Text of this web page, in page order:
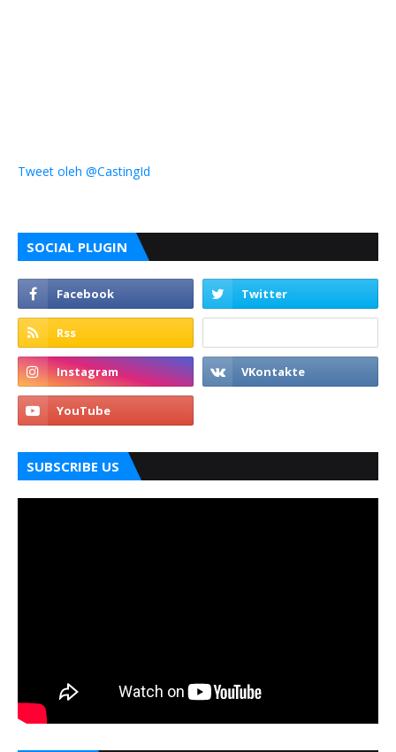
Tweet oleh @CastingId
SOCIAL PLUGIN
SUBSCRIBE US